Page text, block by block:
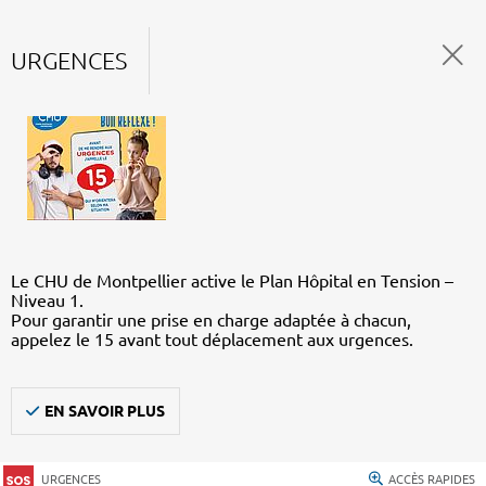
URGENCES
Le CHU de Montpellier active le Plan Hôpital en Tension –
Niveau 1.
Pour garantir une prise en charge adaptée à chacun,
appelez le 15 avant tout déplacement aux urgences.
EN SAVOIR PLUS
URGENCES ACCÈS RAPIDES